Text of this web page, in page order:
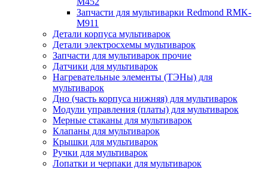
Запчасти для мультиварки Redmond RMK-
M911
Детали корпуса мультиварок
Детали электросхемы мультиварок
Запчасти для мультиварок прочие
Датчики для мультиварок
Нагревательные элементы (ТЭНы) для
мультиварок
Дно (часть корпуса нижняя) для мультиварок
Модули управления (платы) для мультиварок
Мерные стаканы для мультиварок
Клапаны для мультиварок
Крышки для мультиварок
Ручки для мультиварок
Лопатки и черпаки для мультиварок